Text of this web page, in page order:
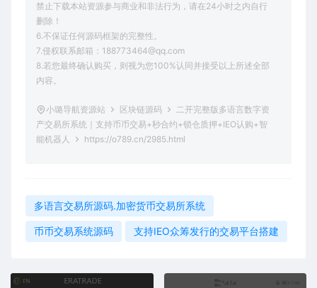
禁止下载本站资源参与商业和非法行为，请在24小时之内自行
删除！
6.不保证任何源码框架的完整性。
7.侵权联系邮箱：188773464@qq.com
8.若您最终确认购买，则视为您100%认同并接受以上所述全部
内容。
小璐导航资源站 区块链源码
二开完整版多语言数字资
产交易所系统｜支持币币交易+秒合约+锁仓质押+IEO认购+智
能机器人
https://o789.cn/2985.html
多语言交易所源码.加密货币交易所系统
币币交易系统源码 支持IEO众筹发行的交易平台搭建